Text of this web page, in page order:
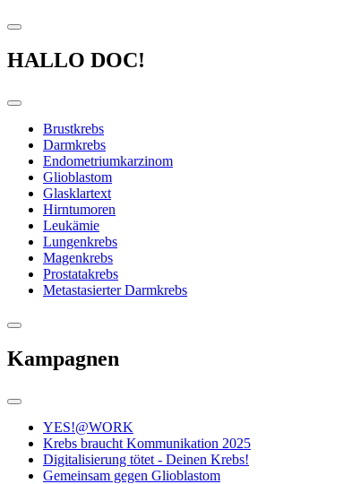
HALLO DOC!
Brustkrebs
Darmkrebs
Endometriumkarzinom
Glioblastom
Glasklartext
Hirntumoren
Leukämie
Lungenkrebs
Magenkrebs
Prostatakrebs
Metastasierter Darmkrebs
Kampagnen
YES!@WORK
Krebs braucht Kommunikation 2025
Digitalisierung tötet - Deinen Krebs!
Gemeinsam gegen Glioblastom